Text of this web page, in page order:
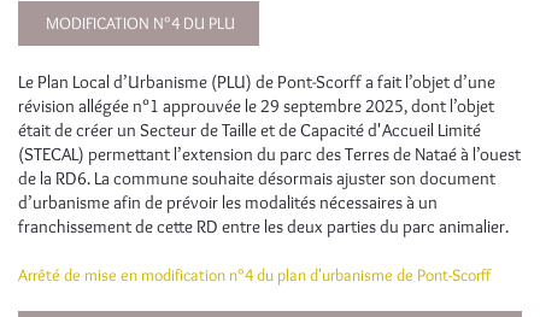
MODIFICATION N°4 DU PLU
Le Plan Local d’Urbanisme (PLU) de Pont-Scorff a fait l’objet d’une
révision allégée n°1 approuvée le 29 septembre 2025, dont l’objet
était de créer un Secteur de Taille et de Capacité d'Accueil Limité
(STECAL) permettant l’extension du parc des Terres de Nataé à l’ouest
de la RD6. La commune souhaite désormais ajuster son document
d’urbanisme afin de prévoir les modalités nécessaires à un
franchissement de cette RD entre les deux parties du parc animalier.
Arrêté de mise en modification n°4 du plan d'urbanisme de Pont-Scorff